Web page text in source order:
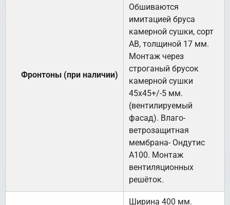
Фронтоны (при наличии)
Обшиваются
имитацией бруса
камерной сушки, сорт
АВ, толщиной 17 мм.
Монтаж через
строганый брусок
камерной сушки
45х45+/-5 мм.
(вентилируемый
фасад). Влаго-
ветрозащитная
мембрана- Ондутис
А100. Монтаж
вентиляционных
решёток.
Ширина 400 мм.